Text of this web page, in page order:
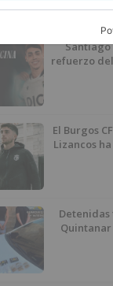
Santiago
refuerzo
El Burgos
Lizancos
Detenidas